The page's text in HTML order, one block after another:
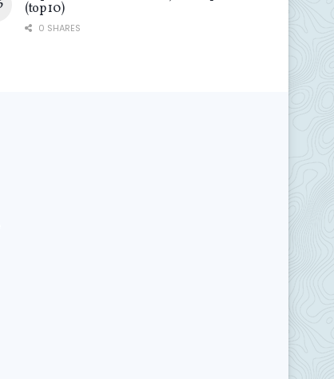
(top 10)
0 SHARES